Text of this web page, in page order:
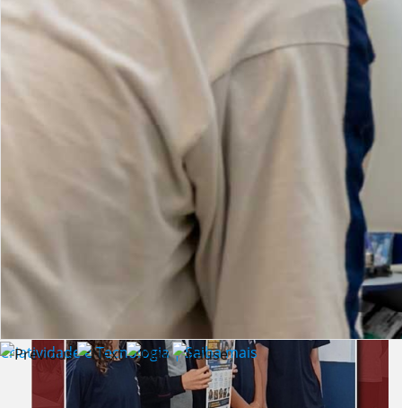
Criatividade e Tecnologia | Saiba mais